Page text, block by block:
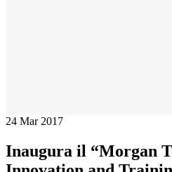
24 Mar 2017
Inaugura il “Morgan